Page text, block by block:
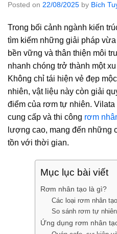
Posted on 22/08/2025 by Bích
Trong bối cảnh ngành kiến
tìm kiếm những giải pháp
bền vững và thân thiện môi
nhanh chóng trở thành một
Không chỉ tái hiện vẻ đẹp
nhiên, vật liệu này còn giải
điểm của rơm tự nhiên.
cung cấp và thi công rơm
lượng cao, mang đến những
tồn với thời gian.
Mục lục bài viết
Rơm nhân tạo là gì?
Các loại rơm nhân
So sánh rơm tự
Ứng dụng rơm nhân